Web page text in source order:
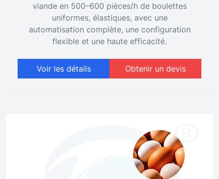
viande en 500–600 pièces/h de boulettes
uniformes, élastiques, avec une
automatisation complète, une configuration
flexible et une haute efficacité.
Voir les détails Obtenir un devis